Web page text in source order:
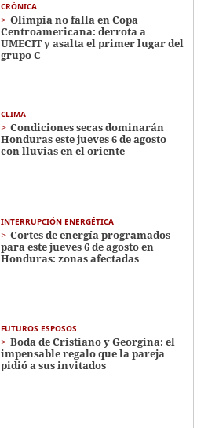
CRÓNICA
Olimpia no falla en Copa
Centroamericana: derrota a
UMECIT y asalta el primer lugar del
grupo C
CLIMA
Condiciones secas dominarán
Honduras este jueves 6 de agosto
con lluvias en el oriente
INTERRUPCIÓN ENERGÉTICA
Cortes de energía programados
para este jueves 6 de agosto en
Honduras: zonas afectadas
FUTUROS ESPOSOS
Boda de Cristiano y Georgina: el
impensable regalo que la pareja
pidió a sus invitados